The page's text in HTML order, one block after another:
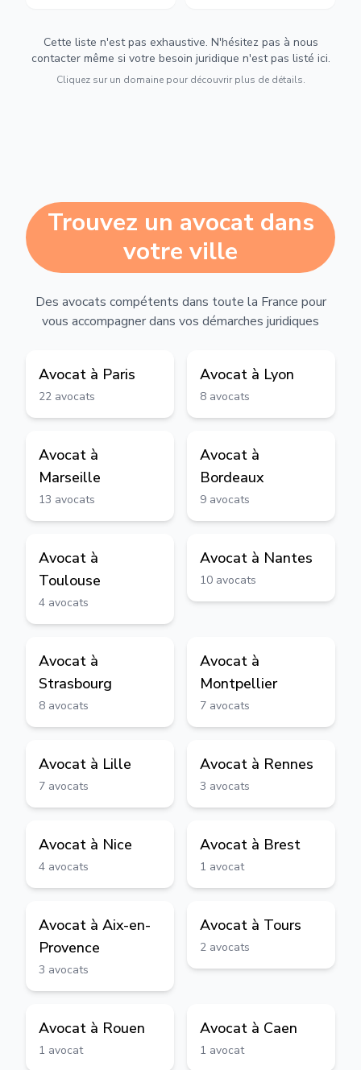
Cette liste n'est pas exhaustive. N'hésitez pas à nous
contacter même si votre besoin juridique n'est pas listé ici.
Cliquez sur un domaine pour découvrir plus de détails.
Trouvez un avocat dans
votre ville
Des avocats compétents dans toute la France pour
vous accompagner dans vos démarches juridiques
Avocat à Paris
22 avocats
Avocat à Lyon
8 avocats
Avocat à
Marseille
13 avocats
Avocat à
Bordeaux
9 avocats
Avocat à
Toulouse
4 avocats
Avocat à Nantes
10 avocats
Avocat à
Strasbourg
8 avocats
Avocat à
Montpellier
7 avocats
Avocat à Lille
7 avocats
Avocat à Rennes
3 avocats
Avocat à Nice
4 avocats
Avocat à Brest
1 avocat
Avocat à Aix-en-
Provence
3 avocats
Avocat à Tours
2 avocats
Avocat à Rouen
1 avocat
Avocat à Caen
1 avocat